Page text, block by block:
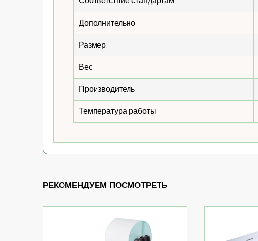
Дополнительно
Размер
Вес
Производитель
Температура работы
РЕКОМЕНДУЕМ ПОСМОТРЕТЬ